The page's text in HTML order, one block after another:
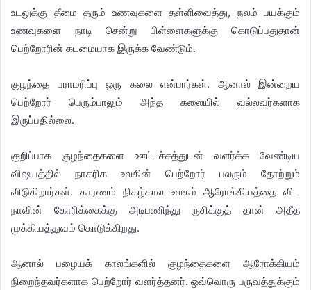
உடலுக்கு தீமை தரும் உணவுகளை தள்ளிவைத்து, நலம் பயக்கும்
உணவுகளை நாடி சென்று பிள்ளைகளுக்கு கொடுப்பதுதான்
பெற்றோரின் கடமையாக இருக்க வேண்டும்.
குழந்தை பராமரிப்பு ஒரு கலை என்பார்கள். ஆனால் இன்றைய
பெற்றோர் பெரும்பாலும் அந்த கலையில் வல்லவர்களாக
இருப்பதில்லை.
குறிப்பாக குழந்தைகளை ஊட்டச்சத்துடன் வளர்க்க வேண்டிய
விஷயத்தில் நாகரிக உலகின் பெற்றோர் பலரும் தோற்றும்
விடுகிறார்கள். காரணம் நிகழ்கால உலகம் ஆரோக்கியத்தை விட
நாவின் கோரிக்கைக்கு அடிபணிந்து ருசிக்குத் தான் அதீத
முக்கியத்துவம் கொடுக்கிறது.
ஆனால் பழையக் காலங்களில் குழந்தைகளை ஆரோக்கியம்
நிறைந்தவர்களாக பெற்றோர் வளர்த்தனர். ஒவ்வொரு பருவத்துக்கும்